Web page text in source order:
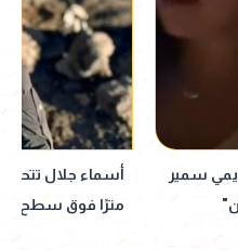
أسماء جلال تتحدى قمة كليمنجارو.. 5895
بعد تحدي أسماء
مغامرات استثنائية